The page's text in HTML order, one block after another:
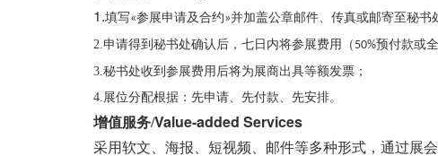
1.填写«参展申请及合约»并加盖公章邮件、传真或邮寄至秘书
2.申请得到秘书处确认后，七日内将参展费用（ 50%预付款或
3.秘书处收到参展费用后将为展商出具等额发票；
4.展位分配根据：先申请、先付款、先安排。
增值服务/Value-added Services
采用软文、海报、短视频、邮件等多种形式，通过展会